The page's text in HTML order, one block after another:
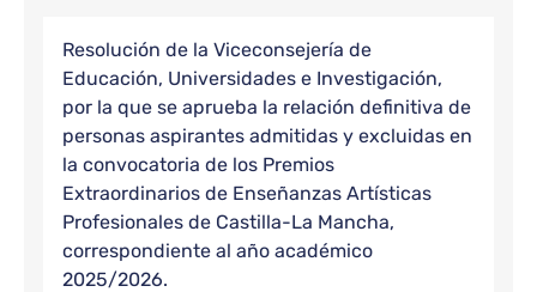
Resolución de la Viceconsejería de
Educación, Universidades e Investigación,
por la que se aprueba la relación definitiva de
personas aspirantes admitidas y excluidas en
la convocatoria de los Premios
Extraordinarios de Enseñanzas Artísticas
Profesionales de Castilla-La Mancha,
correspondiente al año académico
2025/2026.